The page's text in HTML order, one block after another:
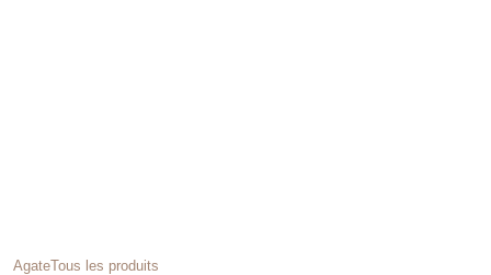
AgateTous les produits